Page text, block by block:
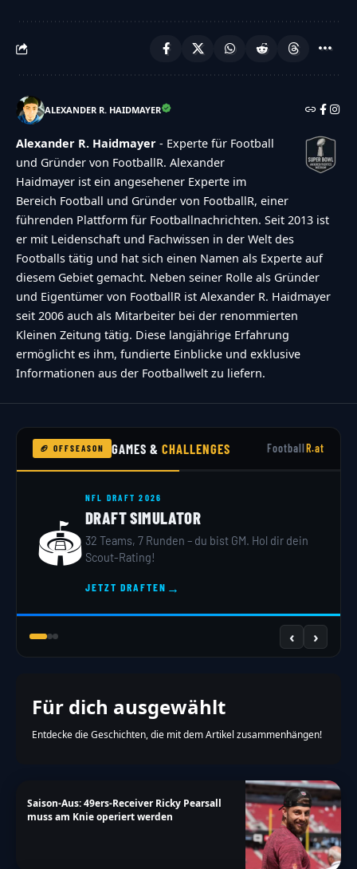
ALEXANDER R. HAIDMAYER
Alexander R. Haidmayer - Experte für Football
und Gründer von FootballR. Alexander
Haidmayer ist ein angesehener Experte im
Bereich Football und Gründer von FootballR, einer
führenden Plattform für Footballnachrichten. Seit 2013 ist
er mit Leidenschaft und Fachwissen in der Welt des
Footballs tätig und hat sich einen Namen als Experte auf
diesem Gebiet gemacht. Neben seiner Rolle als Gründer
und Eigentümer von FootballR ist Alexander R. Haidmayer
seit 2006 auch als Mitarbeiter bei der renommierten
Kleinen Zeitung tätig. Diese langjährige Erfahrung
ermöglicht es ihm, fundierte Einblicke und exklusive
Informationen aus der Footballwelt zu liefern.
🏈 OFFSEASON GAMES &CHALLENGES FootballR.at
🏟️
NFL DRAFT 2026
DRAFT SIMULATOR
32 Teams, 7 Runden – du bist GM. Hol dir dein
Scout-Rating!
JETZT DRAFTEN →
‹ ›
Für dich ausgewählt
Entdecke die Geschichten, die mit dem Artikel zusammenhängen!
Saison-Aus: 49ers-Receiver Ricky Pearsall
muss am Knie operiert werden